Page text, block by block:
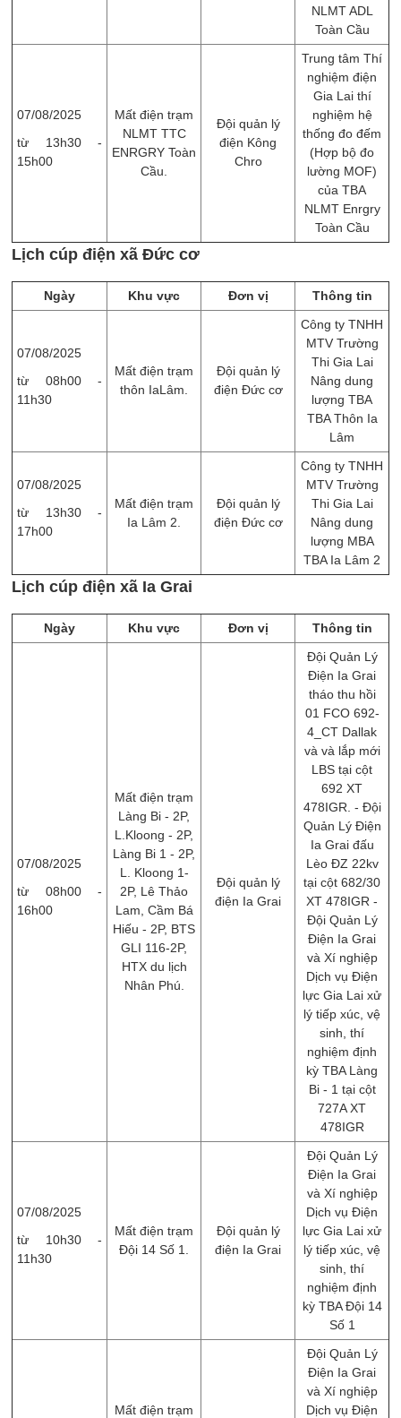
NLMT ADL
Toàn Cầu
07/08/2025
từ 13h30 -
15h00
Mất điện trạm
NLMT TTC
ENRGRY Toàn
Cầu.
Đội quản lý
điện Kông
Chro
Trung tâm Thí
nghiệm điện
Gia Lai thí
nghiệm hệ
thống đo đếm
(Hợp bộ đo
lường MOF)
của TBA
NLMT Enrgry
Toàn Cầu
Lịch cúp điện xã Đức cơ
Ngày Khu vực Đơn vị Thông tin
07/08/2025
từ 08h00 -
11h30
Mất điện trạm
thôn IaLâm.
Đội quản lý
điện Đức cơ
Công ty TNHH
MTV Trường
Thi Gia Lai
Nâng dung
lượng TBA
TBA Thôn Ia
Lâm
07/08/2025
từ 13h30 -
17h00
Mất điện trạm
Ia Lâm 2.
Đội quản lý
điện Đức cơ
Công ty TNHH
MTV Trường
Thi Gia Lai
Nâng dung
lượng MBA
TBA Ia Lâm 2
Lịch cúp điện xã Ia Grai
Ngày Khu vực Đơn vị Thông tin
07/08/2025
từ 08h00 -
16h00
Mất điện trạm
Làng Bi - 2P,
L.Kloong - 2P,
Làng Bi 1 - 2P,
L. Kloong 1-
2P, Lê Thảo
Lam, Cầm Bá
Hiếu - 2P, BTS
GLI 116-2P,
HTX du lịch
Nhân Phú.
Đội quản lý
điện Ia Grai
Đội Quản Lý
Điện Ia Grai
tháo thu hồi
01 FCO 692-
4_CT Dallak
và và lắp mới
LBS tại cột
692 XT
478IGR. - Đội
Quản Lý Điện
Ia Grai đấu
Lèo ĐZ 22kv
tại cột 682/30
XT 478IGR -
Đội Quản Lý
Điện Ia Grai
và Xí nghiệp
Dịch vụ Điện
lực Gia Lai xử
lý tiếp xúc, vệ
sinh, thí
nghiệm định
kỳ TBA Làng
Bi - 1 tại cột
727A XT
478IGR
07/08/2025
từ 10h30 -
11h30
Mất điện trạm
Đội 14 Số 1.
Đội quản lý
điện Ia Grai
Đội Quản Lý
Điện Ia Grai
và Xí nghiệp
Dịch vụ Điện
lực Gia Lai xử
lý tiếp xúc, vệ
sinh, thí
nghiệm định
kỳ TBA Đội 14
Số 1
Mất điện trạm
Đội Quản Lý
Điện Ia Grai
và Xí nghiệp
Dịch vụ Điện